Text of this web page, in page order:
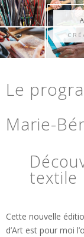
Le
Marie-
textile
Cette nouvelle
d’Art est pour moi